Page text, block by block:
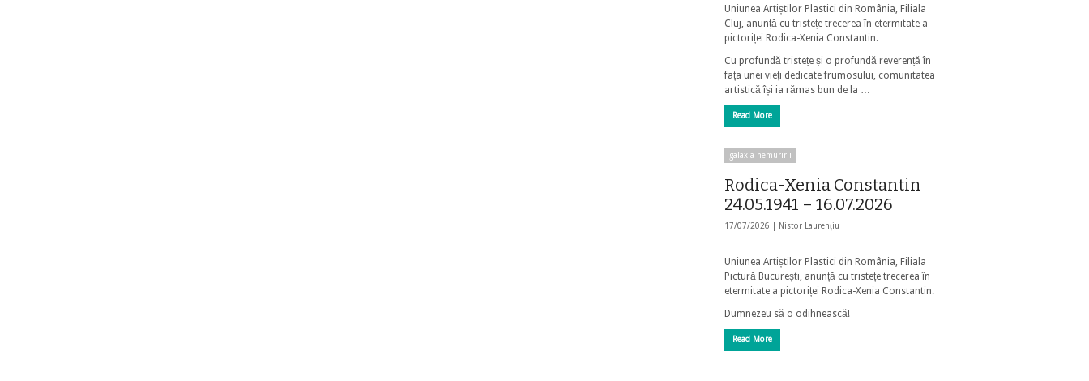
Uniunea Artiștilor Plastici din România, Filiala
Cluj, anunță cu tristețe trecerea în etermitate a
pictoriței Rodica-Xenia Constantin.
Cu profundă tristețe și o profundă reverență în
fața unei vieți dedicate frumosului, comunitatea
artistică își ia rămas bun de la …
Read More
galaxia nemuririi
Rodica-Xenia Constantin
24.05.1941 – 16.07.2026
17/07/2026 | Nistor Laurențiu
Uniunea Artiștilor Plastici din România, Filiala
Pictură București, anunță cu tristețe trecerea în
etermitate a pictoriței Rodica-Xenia Constantin.
Dumnezeu să o odihnească!
Read More